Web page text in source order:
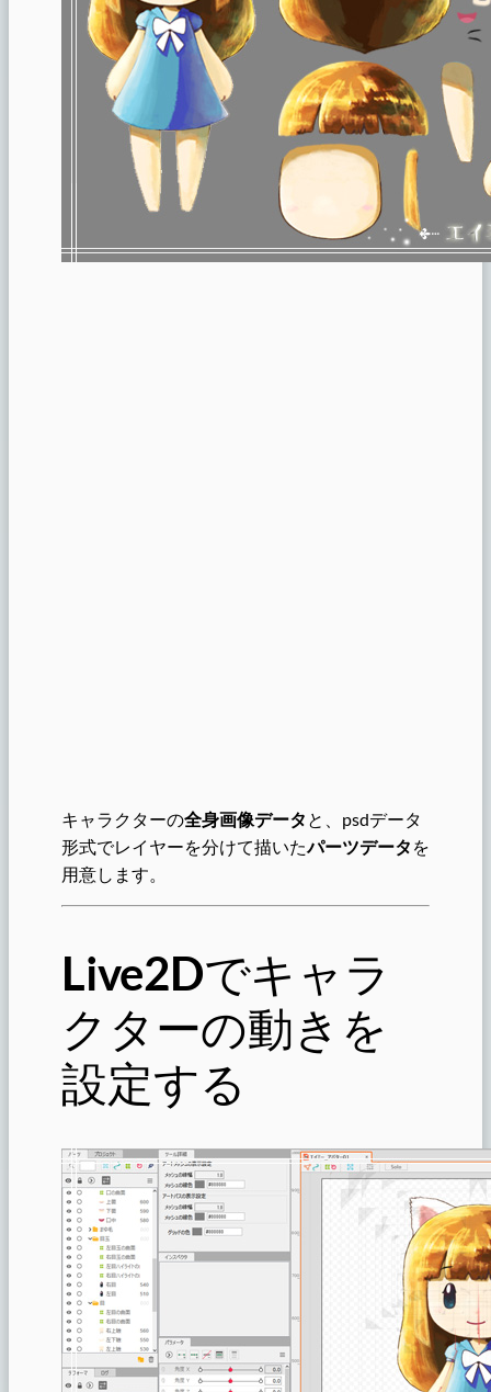
キャラクターの全身画像データ と、psdデータ
形式でレイヤーを分けて描いたパーツデータ を
用意します。
Live2Dでキャラ
クターの動きを
設定する